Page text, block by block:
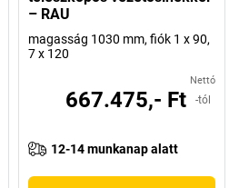
– RAU
magasság 1030 mm, fiók 1 x 90,
7 x 120
Nettó
667.475,- Ft -tól
12-14 munkanap alatt